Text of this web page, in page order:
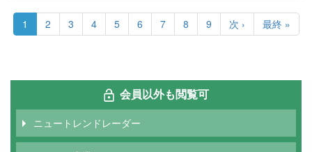
ペ
ジ
カ
レ
ペ
1 Page
2 Page
3 Page
4 Page
5 Page
6 Page
7 Page
8 Page
9
次
ペ
次 ›
最
終
ジ
最終 »
会員以外も閲覧可
ニュートレンドレーダー